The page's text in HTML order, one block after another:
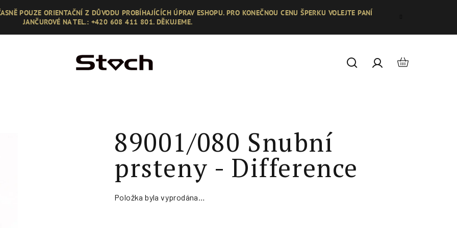
POUZE ORIENTAČNÍ Z DŮVODU PROBÍHAJÍCÍCH ÚPRAV ESHOPU. PRO KONEČNOU CENU ŠPERKU VOLEJTE PANÍ
JANČUROVÉ NA TEL.: +420 608 411 801. DĚKUJEME.
HledatPřihlášení
Nákupní
89001/080 Snubní
prsteny - Difference
Položka byla vyprodána…